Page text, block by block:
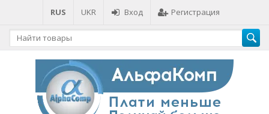
RUS UKR Вход Регистрация